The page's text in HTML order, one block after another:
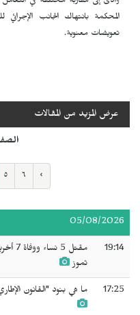
المحكمة بانتهاك الجانب
تعويضات معنوية.
عرض المزيد من المقالات
الصفحة
٥ ٦ ›
05/08/2026
19:14
تموز
17:25 ما هي بنود "القانون